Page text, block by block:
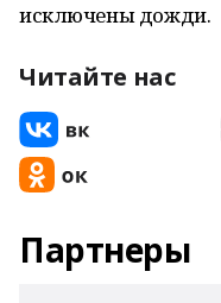
исключены дожди.
Читайте нас
Партнеры